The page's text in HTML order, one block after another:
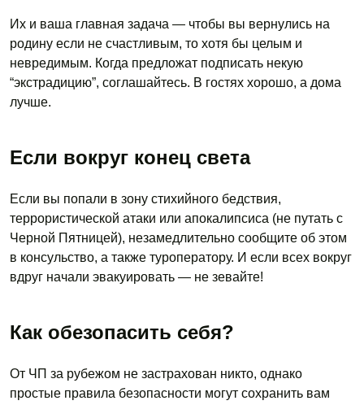
Их и ваша главная задача — чтобы вы вернулись на
родину если не счастливым, то хотя бы целым и
невредимым. Когда предложат подписать некую
“экстрадицию”, соглашайтесь. В гостях хорошо, а дома
лучше.
Если вокруг конец света
Если вы попали в зону стихийного бедствия,
террористической атаки или апокалипсиса (не путать с
Черной Пятницей), незамедлительно сообщите об этом
в консульство, а также туроператору. И если всех вокруг
вдруг начали эвакуировать — не зевайте!
Как обезопасить себя?
От ЧП за рубежом не застрахован никто, однако
простые правила безопасности могут сохранить вам